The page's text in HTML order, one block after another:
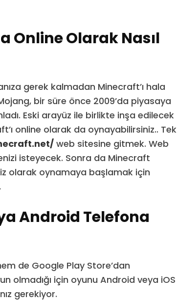
Online Olarak Nasıl
gerek kalmadan Minecraft’ı hala
bir süre önce 2009’da piyasaya
Eski arayüz ile birlikte inşa edilecek
online olarak da oynayabilirsiniz.. Tek
web sitesine gitmek. Web
isteyecek. Sonra da Minecraft
olarak oynamaya başlamak için
Android Telefona
de Google Play Store’dan
olmadığı için oyunu Android veya iOS
gerekiyor.